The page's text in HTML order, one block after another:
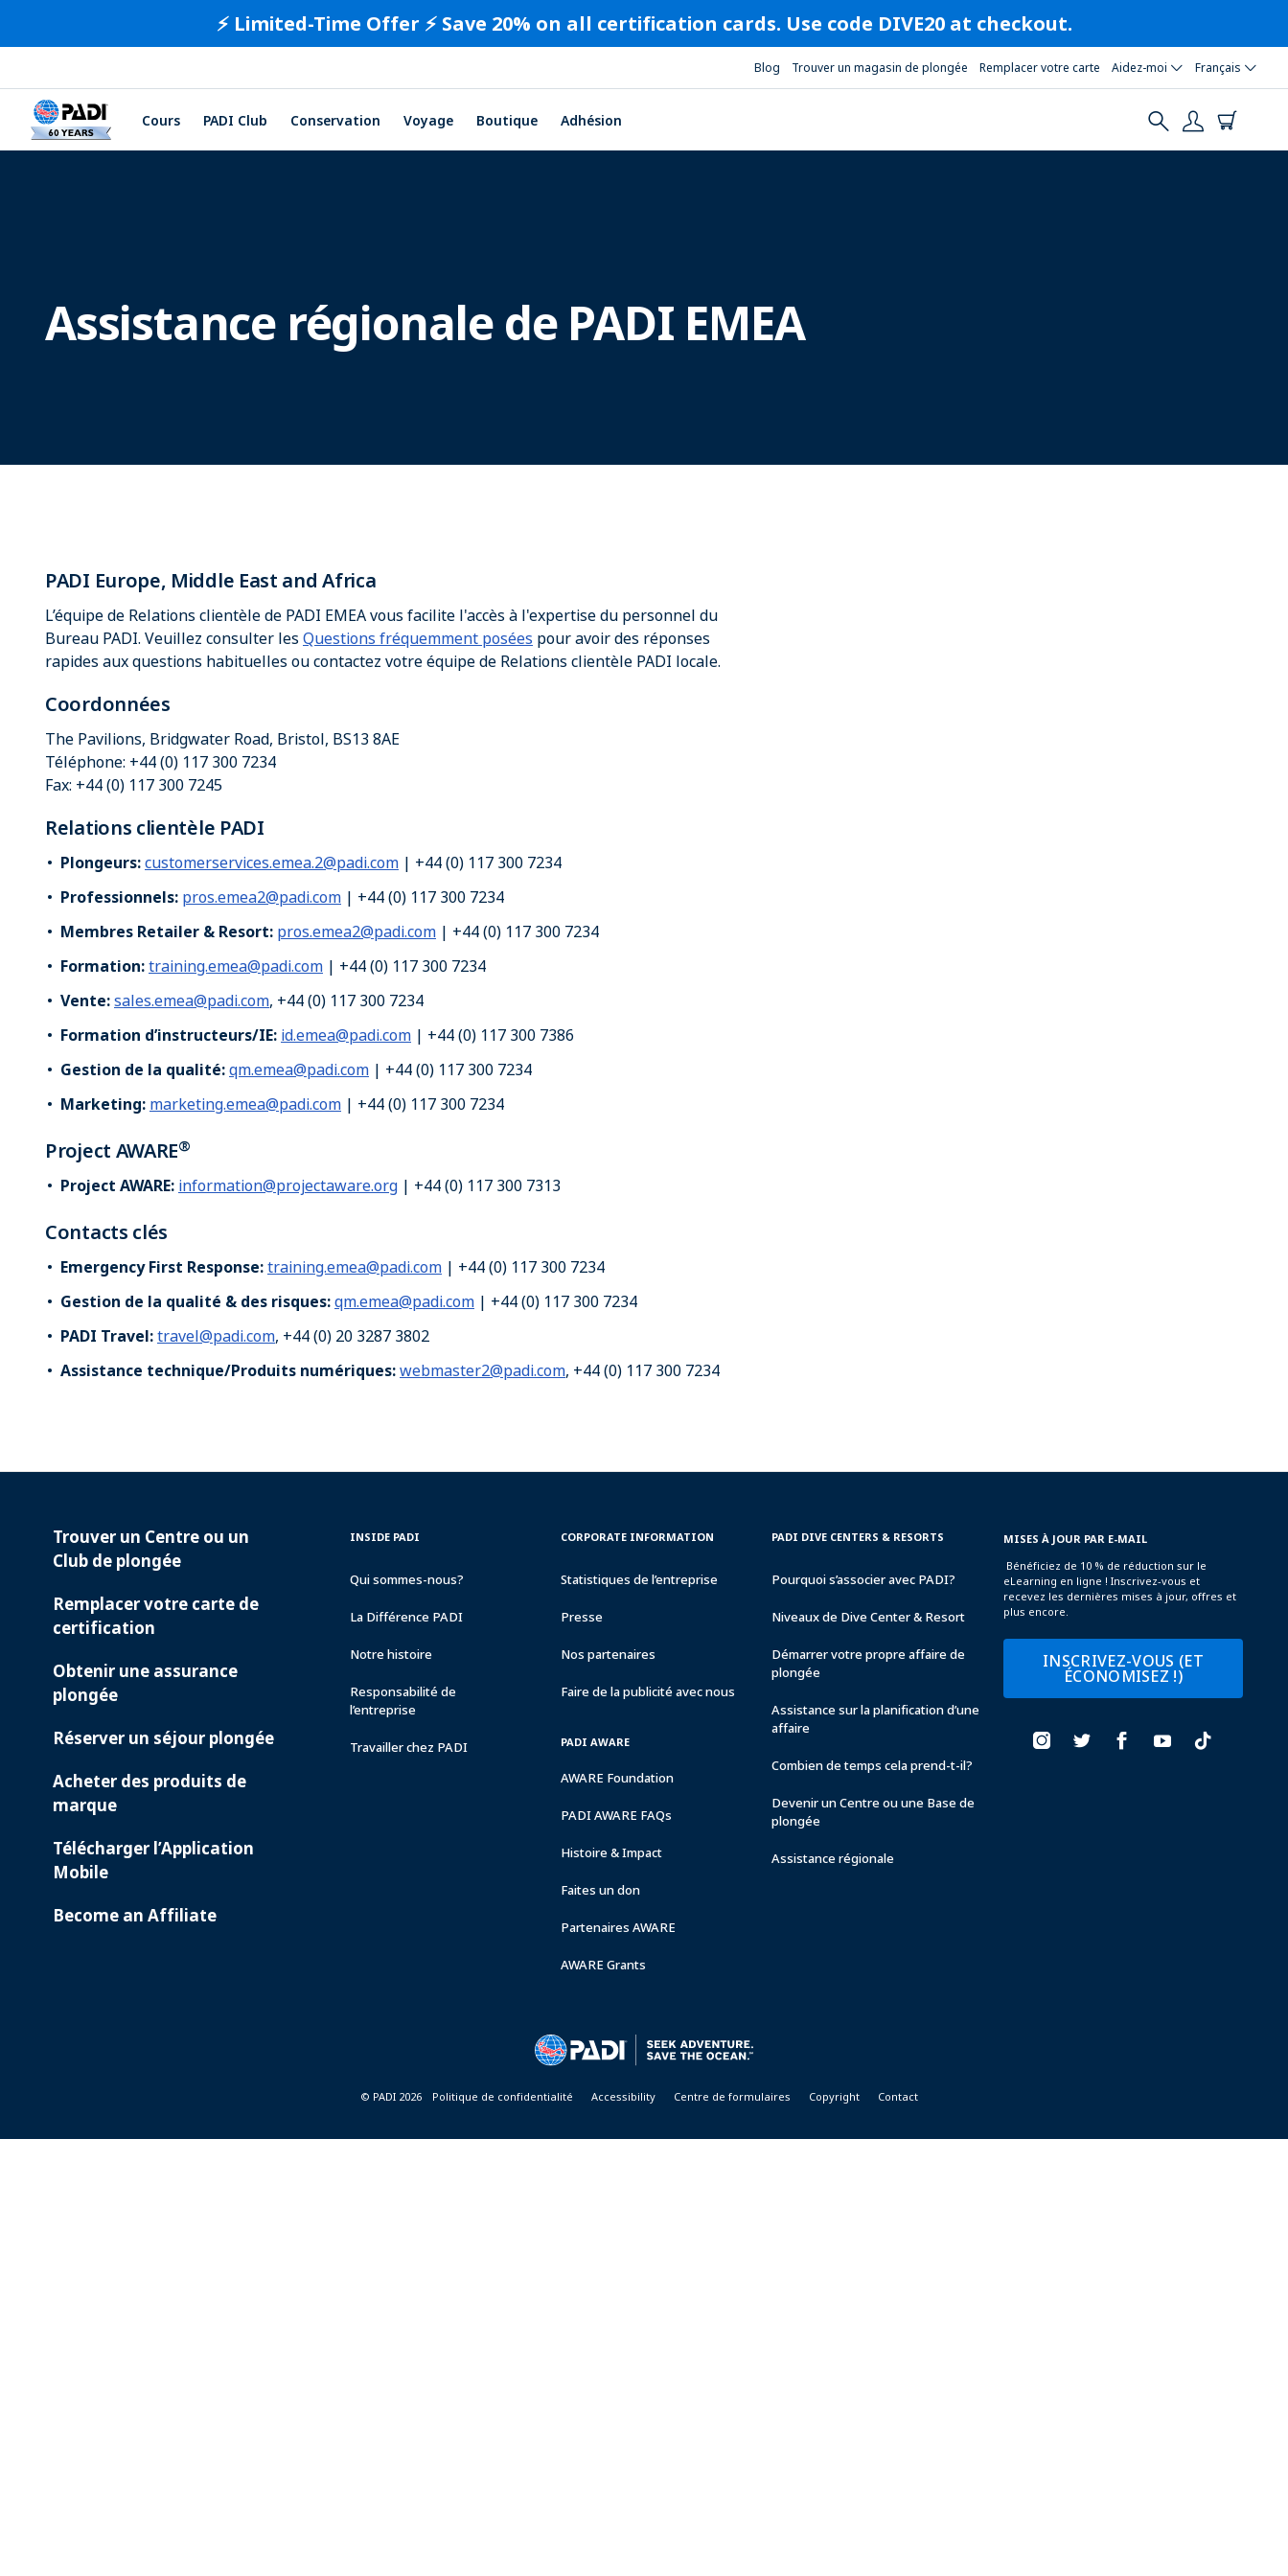
⚡️ Limited-Time Offer ⚡️ Save 20% on all certification cards. Use code DIVE20 at checkout.
Blog Trouver un magasin de plongée Remplacer votre carte Aidez-moi Français
Cours PADI Club Conservation Voyage Boutique Adhésion
Assistance régionale de PADI EMEA
PADI Europe, Middle East and Africa
L’équipe de Relations clientèle de PADI EMEA vous facilite l'accès à l'expertise du personnel du
Bureau PADI. Veuillez consulter les Questions fréquemment posées pour avoir des réponses
rapides aux questions habituelles ou contactez votre équipe de Relations clientèle PADI locale.
Coordonnées
The Pavilions, Bridgwater Road, Bristol, BS13 8AE
Téléphone: +44 (0) 117 300 7234
Fax: +44 (0) 117 300 7245
Relations clientèle PADI
Plongeurs:customerservices.emea.2@padi.com | +44 (0) 117 300 7234
Professionnels: pros.emea2@padi.com | +44 (0) 117 300 7234
Membres Retailer & Resort: pros.emea2@padi.com | +44 (0) 117 300 7234
Formation:training.emea@padi.com | +44 (0) 117 300 7234
Vente:sales.emea@padi.com, +44 (0) 117 300 7234
Formation d’instructeurs/IE: id.emea@padi.com | +44 (0) 117 300 7386
Gestion de la qualité:qm.emea@padi.com | +44 (0) 117 300 7234
Marketing: marketing.emea@padi.com | +44 (0) 117 300 7234
Project AWARE®
Project AWARE: information@projectaware.org | +44 (0) 117 300 7313
Contacts clés
Emergency First Response:training.emea@padi.com | +44 (0) 117 300 7234
Gestion de la qualité & des risques:qm.emea@padi.com | +44 (0) 117 300 7234
PADI Travel:travel@padi.com, +44 (0) 20 3287 3802
Assistance technique/Produits numériques:webmaster2@padi.com, +44 (0) 117 300 7234
MISES À JOUR PAR E-MAIL
Bénéficiez de 10 % de réduction sur le
eLearning en ligne ! Inscrivez-vous et
recevez les dernières mises à jour, offres et
plus encore.
INSCRIVEZ-VOUS (ET
ÉCONOMISEZ !)
PADI
SERVICES
Trouver un Centre ou un
Club de plongée
Remplacer votre carte de
certification
Obtenir une assurance
plongée
Réserver un séjour plongée
Acheter des produits de
marque
Télécharger l’Application
Mobile
Become an Affiliate
INSIDE
INSIDE PADI
Qui sommes-nous?
La Différence PADI
Notre histoire
Responsabilité de
l’entreprise
Travailler chez PADI
CORPORATE
CORPORATE INFORMATION
Statistiques de l’entreprise
Presse
Nos partenaires
Faire de la publicité avec nous
PADI AWARE
AWARE Foundation
PADI AWARE FAQs
Histoire & Impact
Faites un don
Partenaires AWARE
AWARE Grants
PADI
PADI DIVE CENTERS & RESORTS
Pourquoi s’associer avec PADI?
Niveaux de Dive Center & Resort
Démarrer votre propre affaire de
plongée
Assistance sur la planification d’une
affaire
Combien de temps cela prend-t-il?
Devenir un Centre ou une Base de
plongée
Assistance régionale
© PADI 2026 Politique de confidentialité Accessibility Centre de formulaires Copyright Contact